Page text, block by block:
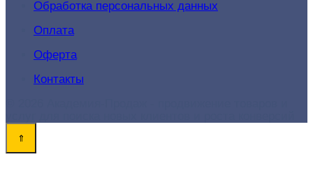
Обработка персональных данных
Оплата
Оферта
Контакты